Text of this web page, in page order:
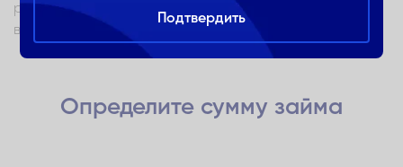
расходов на проценты, которые помогут вам быстрее
выплатить заем.
Определите сумму займа
Подтвердить